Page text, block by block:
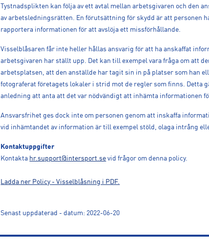
Tystnadsplikten kan följa av ett avtal mellan arbetsgivaren och den
av arbetsledningsrätten. En förutsättning för skydd är att personen
rapportera informationen för att avslöja ett missförhållande.
Visselblåsaren får inte heller hållas ansvarig för att ha anskaffat
arbetsgivaren har ställt upp. Det kan till exempel vara fråga om att
arbetsplatsen, att den anställde har tagit sin in på platser som han
fotograferat företagets lokaler i strid mot de regler som finns. Detta
anledning att anta att det var nödvändigt att inhämta informationen
Ansvarsfrihet ges dock inte om personen genom att inskaffa
vid inhämtandet av information är till exempel stöld, olaga intrång
Kontaktuppgifter
Kontakta hr.support@intersport.se vid frågor om denna policy.
Ladda ner Policy - Visselblåsning i PDF.
Senast uppdaterad - datum: 2022-06-20